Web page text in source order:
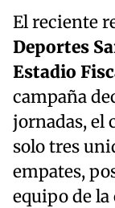
El reciente
Deportes
Estadio
campaña
jornadas, el
solo tres
empates,
equipo de